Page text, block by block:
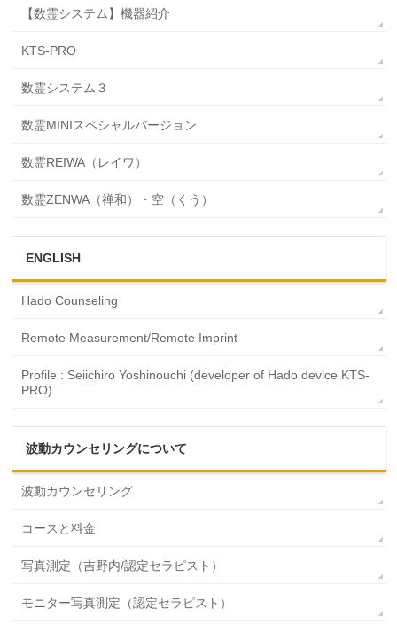
【数霊システム】機器紹介
KTS-PRO
数霊システム３
数霊MINIスペシャルバージョン
数霊REIWA（レイワ）
数霊ZENWA（禅和）・空（くう）
ENGLISH
Hado Counseling
Remote Measurement/Remote Imprint
Profile : Seiichiro Yoshinouchi (developer of Hado device KTS-
PRO)
波動カウンセリングについて
波動カウンセリング
コースと料金
写真測定（吉野内/認定セラピスト）
モニター写真測定（認定セラピスト）